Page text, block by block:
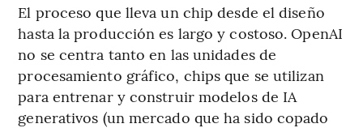
El proceso que lleva un chip desde el diseño
hasta la producción es largo y costoso. OpenAI
no se centra tanto en las unidades de
procesamiento gráfico, chips que se utilizan
para entrenar y construir modelos de IA
generativos (un mercado que ha sido copado